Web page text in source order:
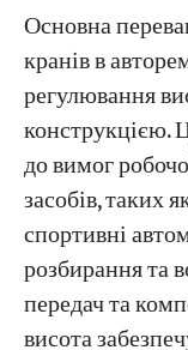
Основна
кранів в
регулювання
конструкцією.
до вимог
засобів, таких
спортивні
розбирання та
передач та
висота